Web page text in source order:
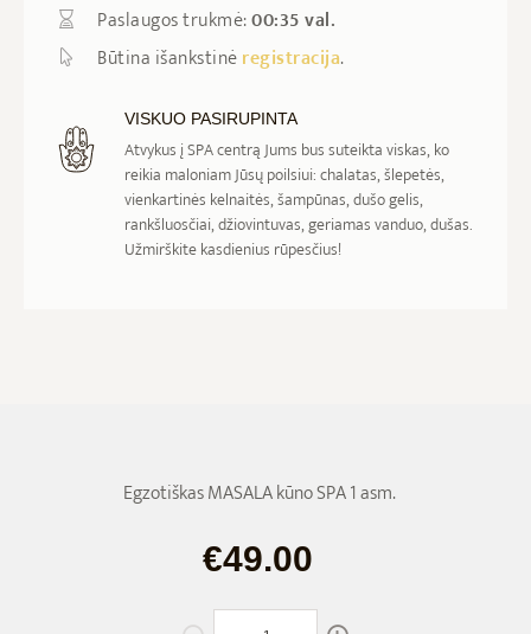
Paslaugos trukmė:00:35 val.
Būtina išankstinėregistracija.
VISKUO PASIRUPINTA
Atvykus į SPA centrą Jums bus suteikta viskas, ko
reikia maloniam Jūsų poilsiui: chalatas, šlepetės,
vienkartinės kelnaitės, šampūnas, dušo gelis,
rankšluosčiai, džiovintuvas, geriamas vanduo, dušas.
Užmirškite kasdienius rūpesčius!
Egzotiškas MASALA kūno SPA 1 asm.
€49.00